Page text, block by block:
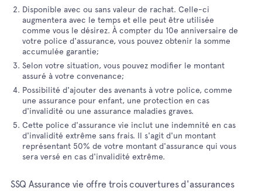
Disponible avec ou sans valeur de rachat. Celle-ci
augmentera avec le temps et elle peut être utilisée
comme vous le désirez. À compter du 10e anniversaire de
votre police d'assurance, vous pouvez obtenir la somme
accumulée garantie;
Selon votre situation, vous pouvez modifier le montant
assuré à votre convenance;
Possibilité d'ajouter des avenants à votre police, comme
une assurance pour enfant, une protection en cas
d'invalidité ou une assurance maladies graves.
Cette police d'assurance vie inclut une indemnité en cas
d'invalidité extrême sans frais. Il s'agit d'un montant
représentant 50% de votre montant d'assurance qui vous
sera versé en cas d'invalidité extrême.
SSQ Assurance vie offre trois couvertures d'assurances